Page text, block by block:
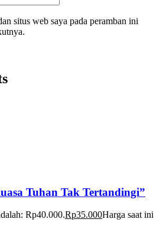
situs web saya pada peramban ini
Tuhan Tak Tertandingi”
Rp40.000.Rp35.000Harga saat ini